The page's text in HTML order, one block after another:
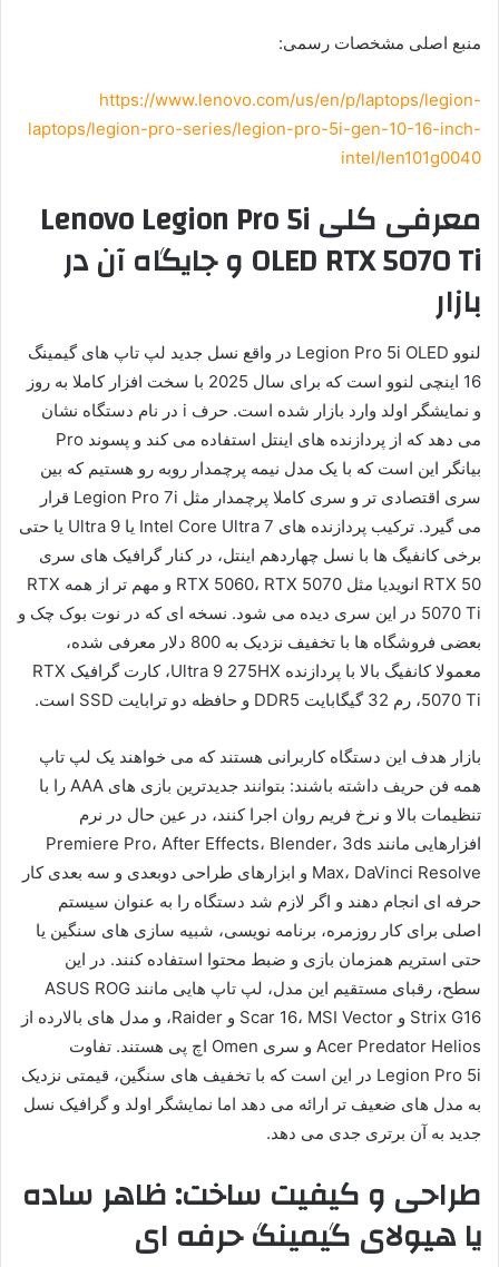
منبع اصلی مشخصات رسمی:
https://www.lenovo.com/us/en/p/laptops/legion-
laptops/legion-pro-series/legion-pro-5i-gen-10-16-inch-
intel/len101g0040
معرفی کلی Lenovo Legion Pro 5i
OLED RTX 5070 Ti و جایگاه آن در
بازار
لنوو Legion Pro 5i OLED در واقع نسل جدید لپ تاپ های گیمینگ
16 اینچی لنوو است که برای سال 2025 با سخت افزار کاملا به روز
و نمایشگر اولد وارد بازار شده است. حرف i در نام دستگاه نشان
می دهد که از پردازنده های اینتل استفاده می کند و پسوند Pro
بیانگر این است که با یک مدل نیمه پرچمدار روبه رو هستیم که بین
سری اقتصادی تر و سری کاملا پرچمدار مثل Legion Pro 7i قرار
می گیرد. ترکیب پردازنده های Intel Core Ultra 7 یا Ultra 9 یا حتی
برخی کانفیگ ها با نسل چهاردهم اینتل، در کنار گرافیک های سری
RTX 50 انویدیا مثل RTX 5060، RTX 5070 و مهم تر از همه RTX
5070 Ti در این سری دیده می شود. نسخه ای که در نوت بوک چک و
بعضی فروشگاه ها با تخفیف نزدیک به 800 دلار معرفی شده،
معمولا کانفیگ بالا با پردازنده Ultra 9 275HX، کارت گرافیک RTX
5070 Ti، رم 32 گیگابایت DDR5 و حافظه دو ترابایت SSD است.
بازار هدف این دستگاه کاربرانی هستند که می خواهند یک لپ تاپ
همه فن حریف داشته باشند: بتوانند جدیدترین بازی های AAA را با
تنظیمات بالا و نرخ فریم روان اجرا کنند، در عین حال در نرم
افزارهایی مانند Premiere Pro، After Effects، Blender، 3ds
Max، DaVinci Resolve و ابزارهای طراحی دوبعدی و سه بعدی کار
حرفه ای انجام دهند و اگر لازم شد دستگاه را به عنوان سیستم
اصلی برای کار روزمره، برنامه نویسی، شبیه سازی های سنگین یا
حتی استریم همزمان بازی و ضبط محتوا استفاده کنند. در این
سطح، رقبای مستقیم این مدل، لپ تاپ هایی مانند ASUS ROG
Strix G16 و Scar 16، MSI Vector و Raider، و مدل های بالارده از
Acer Predator Helios و سری Omen اچ پی هستند. تفاوت
Legion Pro 5i در این است که با تخفیف های سنگین، قیمتی نزدیک
به مدل های ضعیف تر ارائه می دهد اما نمایشگر اولد و گرافیک نسل
جدید به آن برتری جدی می دهد.
طراحی و کیفیت ساخت: ظاهر ساده
یا هیولای گیمینگ حرفه ای